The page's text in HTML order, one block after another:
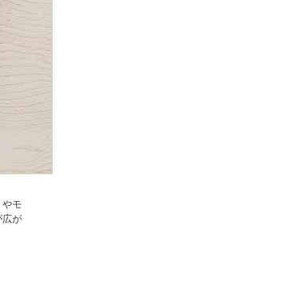
モ
広が